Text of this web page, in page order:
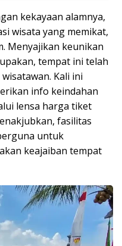
kekayaan alamnya,
wisata yang memikat,
Menyajikan keunikan
tempat ini telah
Kali ini
info keindahan
lensa harga tiket
fasilitas
untuk
keajaiban tempat